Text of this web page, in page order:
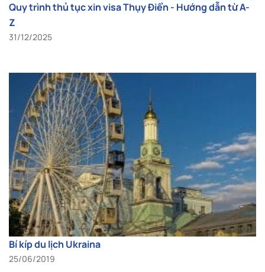
Quy trình thủ tục xin visa Thụy Điển - Hướng dẫn từ A-
Z
31/12/2025
Bí kíp du lịch Ukraina
25/06/2019